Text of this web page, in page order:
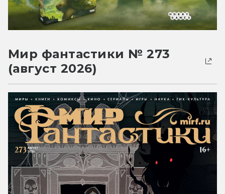
Мир фантастики № 273
(август 2026)